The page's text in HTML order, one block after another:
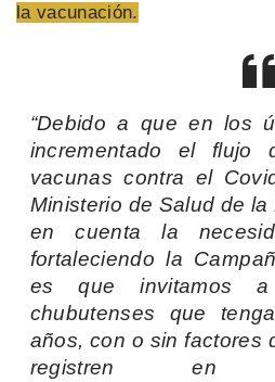
la vacunación.
“Debido a que en los
incrementado el flujo
vacunas contra el
Ministerio de Salud de
en cuenta la
fortaleciendo la
es que invitamos a
chubutenses que
años, con o sin factores
registren en